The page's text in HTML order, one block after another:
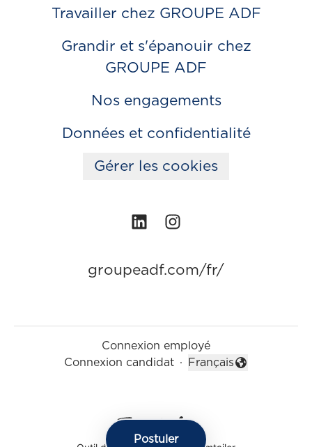
Postuler
Travailler chez GROUPE ADF
Grandir et s'épanouir chez
GROUPE ADF
Nos engagements
Données et confidentialité
Gérer les cookies
groupeadf.com/fr/
Connexion employé
Connexion candidat ·
Changer la langue
Français